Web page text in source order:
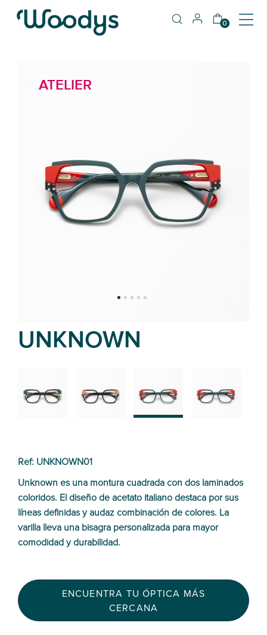
0
ATELIER
UNKNOWN
Ref: UNKNOWN01
Unknown es una montura cuadrada con dos laminados
coloridos. El diseño de acetato italiano destaca por sus
líneas definidas y audaz combinación de colores. La
varilla lleva una bisagra personalizada para mayor
comodidad y durabilidad.
ENCUENTRA TU ÓPTICA MÁS
CERCANA